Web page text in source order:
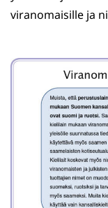
viranomaisille ja